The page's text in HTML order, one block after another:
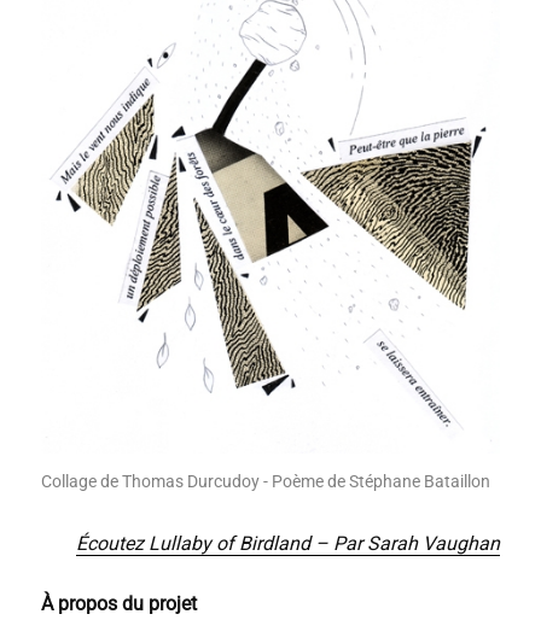
Collage de Thomas Durcudoy - Poème de Stéphane Bataillon
Écoutez Lullaby of Birdland – Par Sarah Vaughan
À propos du projet